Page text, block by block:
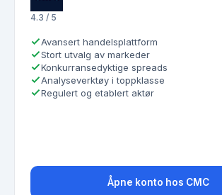
4.3 / 5
Avansert handelsplattform
Stort utvalg av markeder
Konkurransedyktige spreads
Analyseverktøy i toppklasse
Regulert og etablert aktør
Åpne konto hos CMC